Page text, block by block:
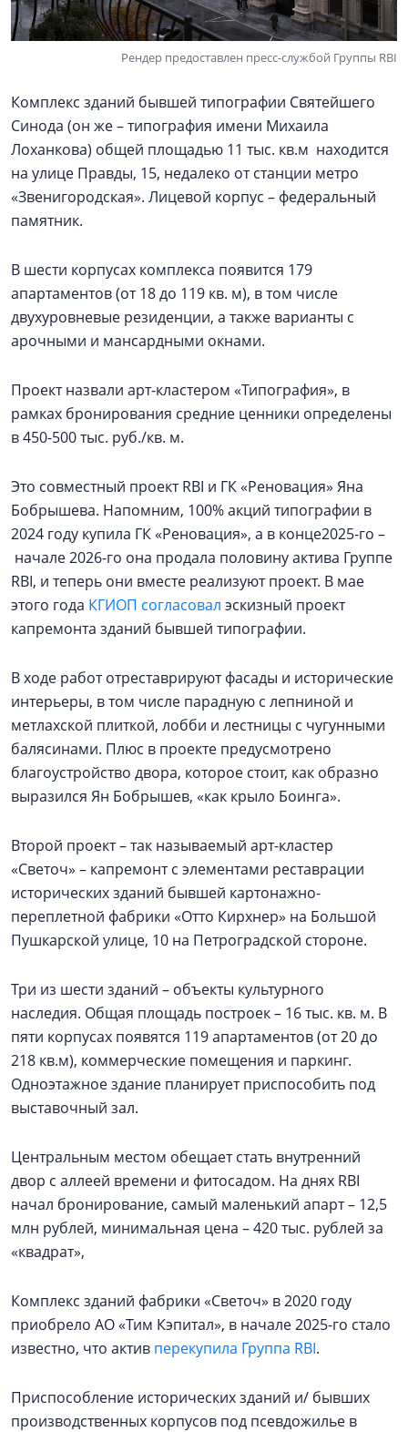
Рендер предоставлен пресс-службой Группы RBI
Комплекс зданий бывшей типографии Святейшего
Синода (он же – типография имени Михаила
Лоханкова) общей площадью 11 тыс. кв.м находится
на улице Правды, 15, недалеко от станции метро
«Звенигородская». Лицевой корпус – федеральный
памятник.
В шести корпусах комплекса появится 179
апартаментов (от 18 до 119 кв. м), в том числе
двухуровневые резиденции, а также варианты с
арочными и мансардными окнами.
Проект назвали арт-кластером «Типография», в
рамках бронирования средние ценники определены
в 450-500 тыс. руб./кв. м.
Это совместный проект RBI и ГК «Реновация» Яна
Бобрышева. Напомним, 100% акций типографии в
2024 году купила ГК «Реновация», а в конце2025-го –
начале 2026-го она продала половину актива Группе
RBI, и теперь они вместе реализуют проект. В мае
этого года КГИОП согласовал эскизный проект
капремонта зданий бывшей типографии.
В ходе работ отреставрируют фасады и исторические
интерьеры, в том числе парадную с лепниной и
метлахской плиткой, лобби и лестницы с чугунными
балясинами. Плюс в проекте предусмотрено
благоустройство двора, которое стоит, как образно
выразился Ян Бобрышев, «как крыло Боинга».
Второй проект – так называемый арт-кластер
«Светоч» – капремонт с элементами реставрации
исторических зданий бывшей картонажно-
переплетной фабрики «Отто Кирхнер» на Большой
Пушкарской улице, 10 на Петроградской стороне.
Три из шести зданий – объекты культурного
наследия. Общая площадь построек – 16 тыс. кв. м. В
пяти корпусах появятся 119 апартаментов (от 20 до
218 кв.м), коммерческие помещения и паркинг.
Одноэтажное здание планирует приспособить под
выставочный зал.
Центральным местом обещает стать внутренний
двор с аллеей времени и фитосадом. На днях RBI
начал бронирование, самый маленький апарт – 12,5
млн рублей, минимальная цена – 420 тыс. рублей за
«квадрат»,
Комплекс зданий фабрики «Светоч» в 2020 году
приобрело АО «Тим Кэпитал», в начале 2025-го стало
известно, что актив перекупила Группа RBI.
Приспособление исторических зданий и/ бывших
производственных корпусов под псевдожилье в